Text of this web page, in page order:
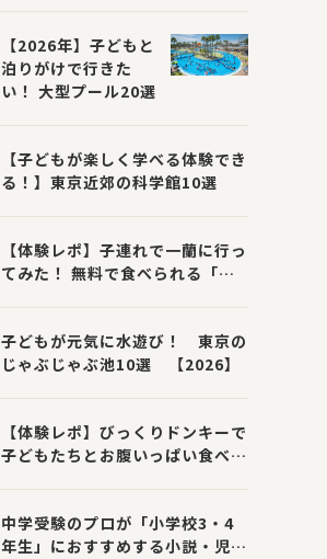
催！ スマホ壁紙は
応募者全員にプレゼ
ント！
【2026年】子どもと
泊りがけで行きた
い！ 大型プール20選
【子どもが楽しく学べる体験でき
る！】東京近郊の科学館10選
【体験レポ】子連れで一蘭に行っ
てみた！ 無料で食べられる「お
子どもが元気に水遊び！ 東京の
じゃぶじゃぶ池10選 【2026】
【体験レポ】びっくりドンキーで
子どもたちとお腹いっぱい食べて
中学受験のプロが「小学校3・4
年生」におすすめする小説・児童